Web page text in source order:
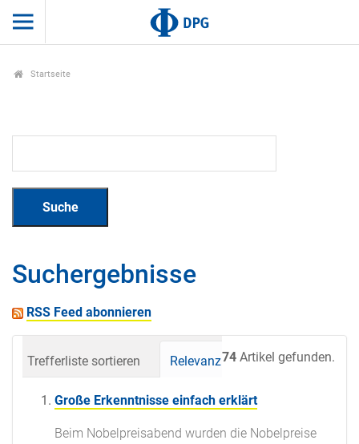
Startseite
Suchergebnisse
RSS Feed abonnieren
74 Artikel gefunden.
Trefferliste sortieren Relevanz Datum
Große Erkenntnisse einfach erklärt
Beim Nobelpreisabend wurden die Nobelpreise